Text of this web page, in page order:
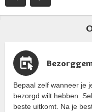
Bepaal zelf wanneer je
bezorgd wilt hebben.
beste uitkomt. Na je